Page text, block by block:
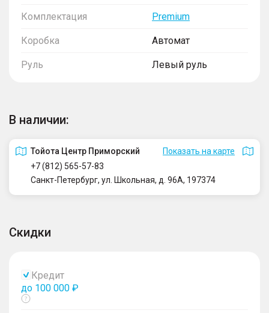
Комплектация Premium
Коробка Автомат
Руль Левый руль
В наличии:
Тойота Центр Приморский
Показать на карте
+7 (812) 565-57-83
Санкт-Петербург, ул. Школьная, д. 96А, 197374
Скидки
Кредит
до 100 000 ₽
Показать